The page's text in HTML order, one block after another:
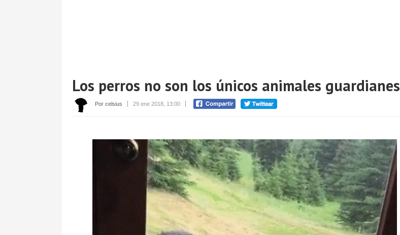
Los perros no son los únicos animales guardianes
Por celsius 29 ene 2018, 13:00